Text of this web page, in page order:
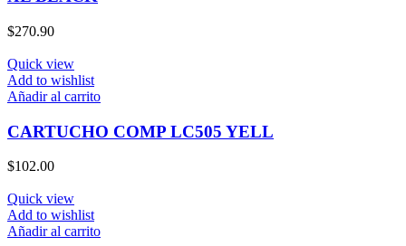
$270.90
Quick view
Add to wishlist
Añadir al carrito
CARTUCHO COMP LC505 YELL
$102.00
Quick view
Add to wishlist
Añadir al carrito